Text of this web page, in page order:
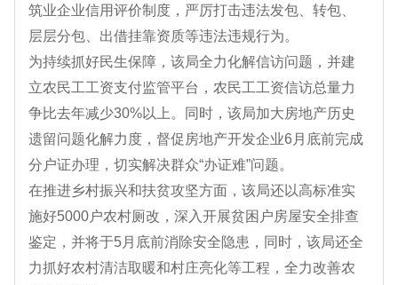
筑业企业信用评价制度，严厉打击违法发包、转包、
层层分包、出借挂靠资质等违法违规行为。
为持续抓好民生保障，该局全力化解信访问题，并建
立农民工工资支付监管平台，农民工工资信访总量力
争比去年减少30%以上。同时，该局加大房地产历史
遗留问题化解力度，督促房地产开发企业6月底前完成
分户证办理，切实解决群众“办证难”问题。
在推进乡村振兴和扶贫攻坚方面，该局还以高标准实
施好5000户农村厕改，深入开展贫困户房屋安全排查
鉴定，并将于5月底前消除安全隐患，同时，该局还全
力抓好农村清洁取暖和村庄亮化等工程，全力改善农